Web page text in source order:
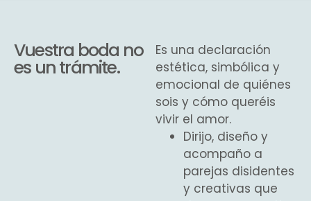
Vuestra boda no
es un trámite.
Es una declaración
estética, simbólica y
emocional de quiénes
sois y cómo queréis
vivir el amor.
Dirijo, diseño y
acompaño a
parejas disidentes
y creativas que